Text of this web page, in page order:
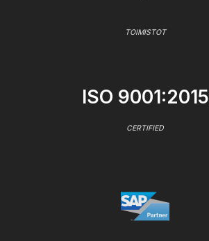
TOIMISTOT
ISO 9001:2015
CERTIFIED